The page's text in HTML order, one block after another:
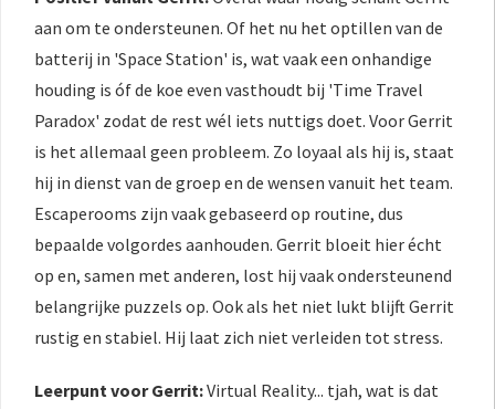
aan om te ondersteunen. Of het nu het optillen van de
batterij in 'Space Station' is, wat vaak een onhandige
houding is óf de koe even vasthoudt bij 'Time Travel
Paradox' zodat de rest wél iets nuttigs doet. Voor Gerrit
is het allemaal geen probleem. Zo loyaal als hij is, staat
hij in dienst van de groep en de wensen vanuit het team.
Escaperooms zijn vaak gebaseerd op routine, dus
bepaalde volgordes aanhouden. Gerrit bloeit hier écht
op en, samen met anderen, lost hij vaak ondersteunend
belangrijke puzzels op. Ook als het niet lukt blijft Gerrit
rustig en stabiel. Hij laat zich niet verleiden tot stress.
Leerpunt voor Gerrit:Virtual Reality... tjah, wat is dat